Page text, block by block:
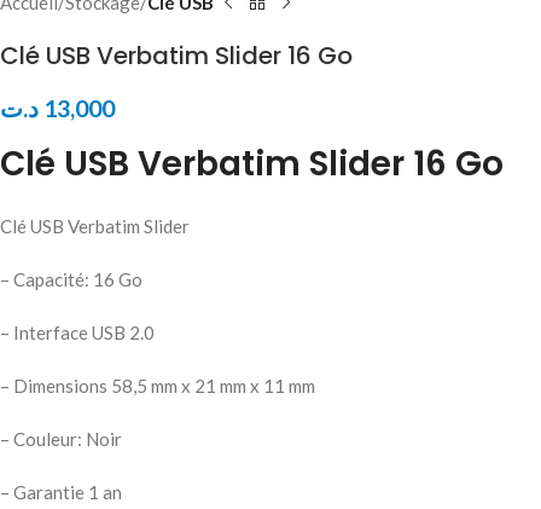
Clé USB Verbatim Slider 16 Go
13,000 د.ت
Clé USB Verbatim Slider 16 Go
Clé USB Verbatim Slider
– Capacité: 16 Go
– Interface USB 2.0
– Dimensions 58,5 mm x 21 mm x 11 mm
– Couleur: Noir
– Garantie 1 an